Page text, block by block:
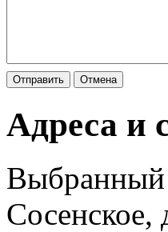
Отправить Отмена
Адреса и
Выбранный
Сосенское,